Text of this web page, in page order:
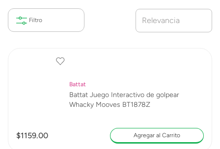
Relevancia
Battat
Battat Juego Interactivo de golpear
Whacky Mooves BT1878Z
$1159.00 Agregar al Carrito